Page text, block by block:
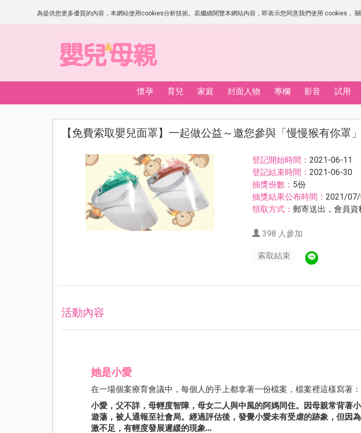
為提供您更多優質的內容，本網站使用cookies分析技術。若繼續閱覽本網站內容，即表示您同意我們使用 cookies，
懷孕 育兒 家庭 封面人物 專欄 影音 試用
【免費索取嬰兒面罩】一起做公益～邀您參與「慢慢猴有你罩
登記開始時間：2021-06-11
登記結束時間：2021-06-30
抽獎份數： 5份
抽獎結果公布時間：2021/
領取方式：郵寄送出，會員資
398 人參加
索取結束
活動內容
她是小愛
在一場個案療育會議中，每個人的手上都拿著一份檔案，檔案裡這樣寫著：
小愛，父不詳，母輕度智障，母女二人與中風的阿媽同住。因母親常背著
遊蕩，被人通報至社會局。經過評估後，發覺小愛未有受虐的跡象，但因
激不足，有輕度發展遲緩的現象...